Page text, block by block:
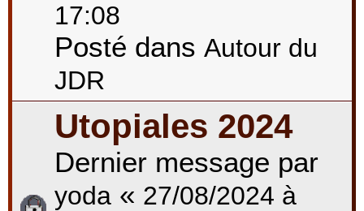
17:08
Posté dans Autour du
JDR
Utopiales 2024
Dernier message par
yoda « 27/08/2024 à